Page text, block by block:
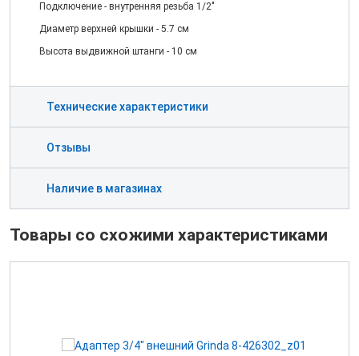
Подключение - внутренняя резьба 1/2"
Диаметр верхней крышки - 5.7 см
Высота выдвижной штанги - 10 см
Технические характеристики
Отзывы
Наличие в магазинах
Товары со схожими характеристиками